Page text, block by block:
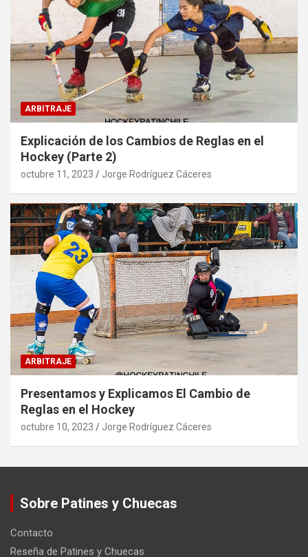
ARBITRAJE
Explicación de los Cambios de Reglas en el
Hockey (Parte 2)
octubre 11, 2023 Jorge Rodríguez Cáceres
ARBITRAJE
Presentamos y Explicamos El Cambio de
Reglas en el Hockey
octubre 10, 2023 Jorge Rodríguez Cáceres
Sobre Patines y Chuecas
Contacto
Reseña de Patines y Chuecas